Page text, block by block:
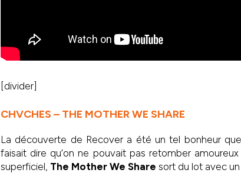
[divider]
CHVCHES – THE MOTHER WE SHARE
La découverte de Recover a été un tel bonheur
faisait dire qu’on ne pouvait pas retomber
superficiel, The Mother We Share sort du lot avec